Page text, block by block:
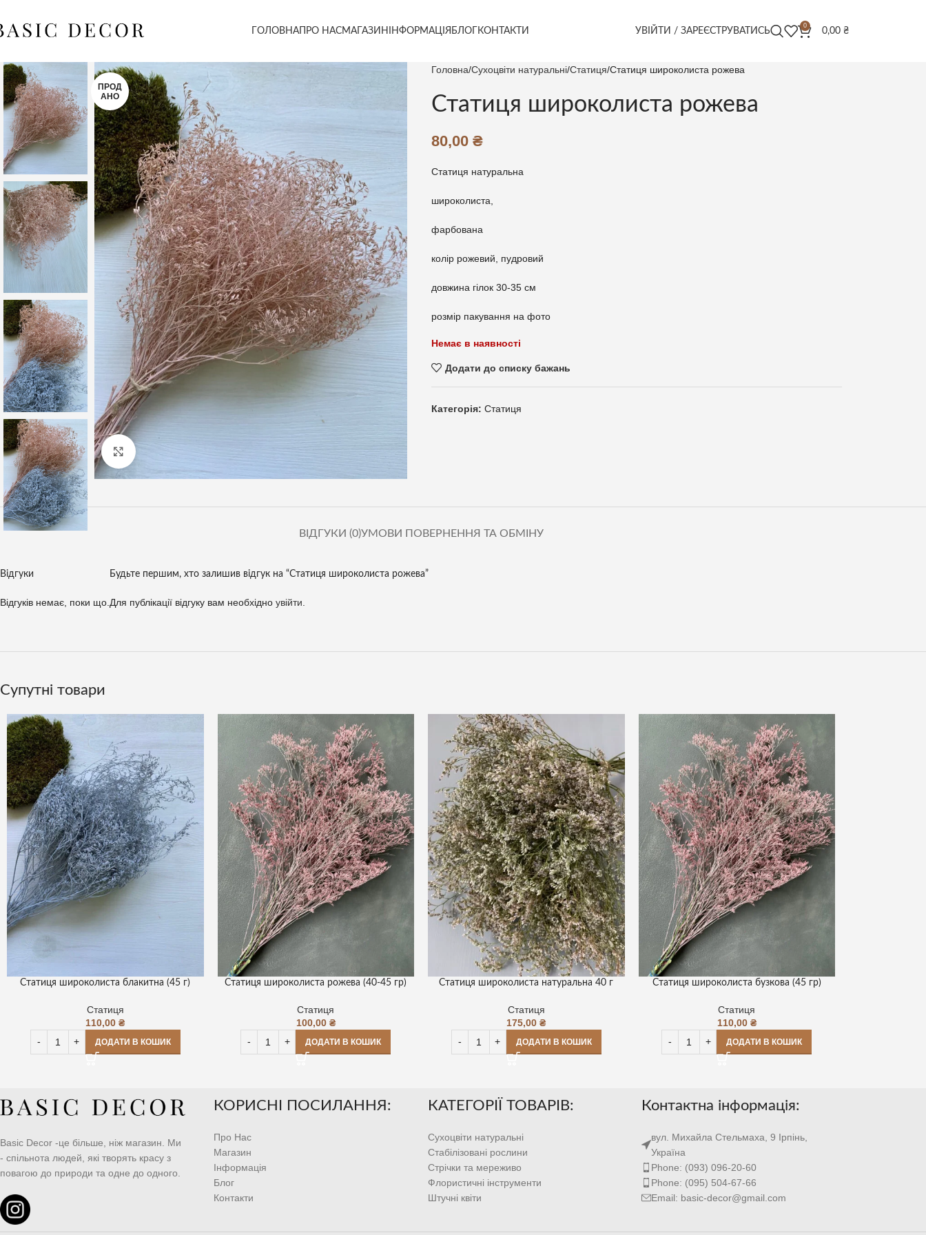
ГОЛОВНАПРО НАСМАГАЗИН ІНФОРМАЦІЯ БЛОГ КОНТАКТИ УВІЙТИ / ЗАРЕЄСТРУВАТИСЬ
0
0,00 ₴
ПРОД
АНО
Клацніть, щоб збільшити
Головна Сухоцвіти натуральні Статиця Статиця широколиста рожева
Статиця широколиста рожева
80,00 ₴
Статиця натуральна
широколиста,
фарбована
колір рожевий, пудровий
довжина гілок 30-35 см
розмір пакування на фото
Немає в наявності
Додати до списку бажань
Категорія: Статиця
ВІДГУКИ (0)УМОВИ ПОВЕРНЕННЯ ТА ОБМІНУ
Відгуки
Відгуків немає, поки що.
Будьте першим, хто залишив відгук на “Статиця широколиста рожева”
Для публікації відгуку вам необхідно увійти
Супутні товари
Статиця широколиста блакитна (45 г)
Статиця
110,00₴
ДОДАТИ В КОШИК
Статиця широколиста рожева (40-45 гр)
Статиця
100,00 ₴
ДОДАТИ В КОШИК
Статиця широколиста натуральна 40 г
Статиця
175,00₴
ДОДАТИ В КОШИК
Статиця широколиста бузкова (45 гр)
Статиця
110,00 ₴
ДОДАТИ В КОШИК
Basic Decor -це більше, ніж магазин. Ми
- спільнота людей, які творять красу з
повагою до природи та одне до одного.
КОРИСНІ ПОСИЛАННЯ:
Про Нас
Магазин
Інформація
Блог
Контакти
КАТЕГОРІЇ ТОВАРІВ:
Сухоцвіти натуральні
Стабілізовані рослини
Стрічки та мереживо
Флористичні інструменти
Штучні квіти
Контактна інформація:
вул. Михайла Стельмаха, 9 Ірпінь,
Україна
Phone: (093) 096-20-60
Phone: (095) 504-67-66
Email: basic-decor@gmail.com